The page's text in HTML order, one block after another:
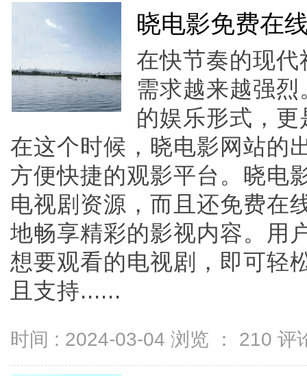
晓电影免费在
在快节奏的现
需求越来越强
的娱乐形式，
在这个时候，晓电影网站的
方便快捷的观影平台。晓电
电视剧资源，而且还免费在
地畅享精彩的影视内容。用
想要观看的电视剧，即可轻
且支持......
时间 : 2024-03-04 浏览 ： 210 评